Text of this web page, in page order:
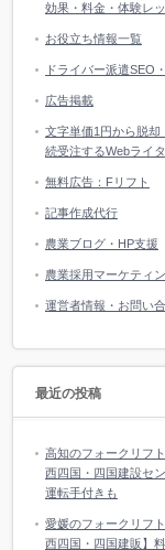
効果・料金・体験レ
お役立ち情報一覧
ドライバー派遣SEO
広告掲載
文字単価1円から脱
続受注するWebライ
無料広告：Fリフト
記事作成代行
農業ブログ・HP支援
農業採用マーケティ
運営者情報・お問い
最近の投稿
高知のフォークリフ
西四国・四国建設セ
運転手付きも
愛媛のフォークリフ
西四国・四国建販】